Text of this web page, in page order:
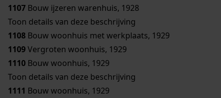
1107 Bouw ijzeren warenhuis, 1928
Toon details van deze beschrijving
1108 Bouw woonhuis met werkplaats, 1929
1109Vergroten woonhuis, 1929
1110 Bouw woonhuis, 1929
Toon details van deze beschrijving
1111 Bouw woonhuis, 1929